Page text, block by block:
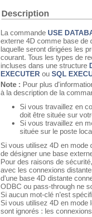
Description
La commande USE
externe 4D comme base de
laquelle seront dirigées les
courant. Tous les types de
incluses dans une structure
EXECUTER ou SQL
Note : Pour plus
à la description de la
Si vous travaillez en
doit être située sur
Si vous travaillez en
située sur le poste
Si vous utilisez 4D en mode
de désigner une base
Pour des raisons de
avec les connexions
d’une base 4D distante
ODBC ou pass-through ne
Si aucun mot-clé n’est
Si vous utilisez 4D en
sont ignorés : les